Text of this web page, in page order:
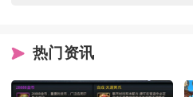
热门资讯